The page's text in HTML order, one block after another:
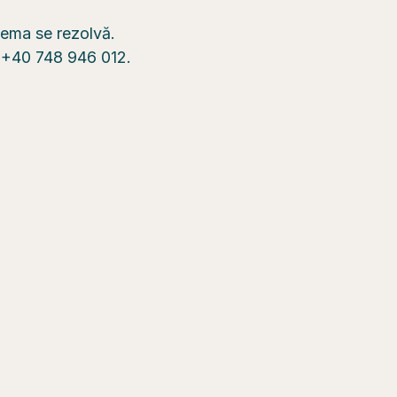
se rezolvă.
748 946 012.